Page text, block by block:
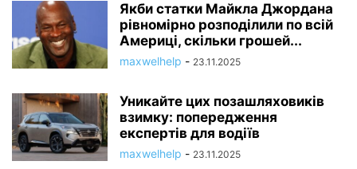
Якби статки Майкла Джордана
рівномірно розподілили по всій
Америці, скільки грошей...
maxwelhelp - 23.11.2025
Уникайте цих позашляховиків
взимку: попередження
експертів для водіїв
maxwelhelp - 23.11.2025